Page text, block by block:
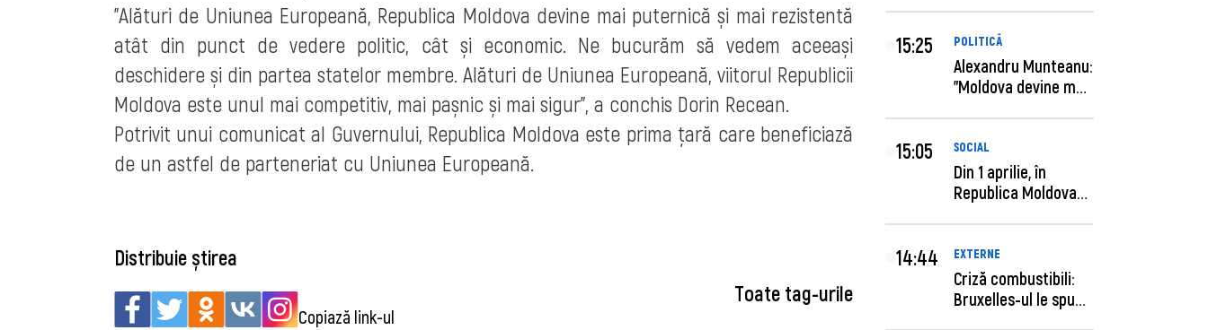
”Alături de Uniunea Europeană, Republica Moldova devine mai puternică și mai rezistentă
atât din punct de vedere politic, cât și economic. Ne bucurăm să vedem aceeași
deschidere și din partea statelor membre. Alături de Uniunea Europeană, viitorul Republicii
Moldova este unul mai competitiv, mai pașnic și mai sigur”, a conchis Dorin Recean.
Potrivit unui comunicat al Guvernului, Republica Moldova este prima țară care beneficiază
de un astfel de parteneriat cu Uniunea Europeană.
Distribuie știrea
Copiază link-ul
Toate tag-urile
15:25 POLITICĂ
Alexandru Munteanu:
"Moldova devine mai
15:05 SOCIAL
Din 1 aprilie, în
Republica Moldova
14:44 EXTERNE
Criză combustibili:
Bruxelles-ul le spune